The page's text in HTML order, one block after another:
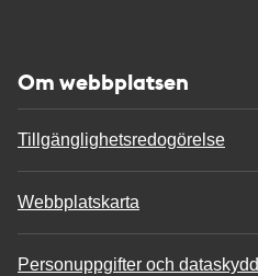
Om webbplatsen
Tillgänglighetsredogörelse
Webbplatskarta
Personuppgifter och dataskydd